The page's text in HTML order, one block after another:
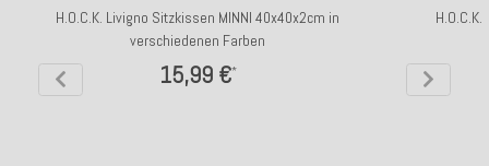
H.O.C.K. Livigno Sitzkissen MINNI 40x40x2cm in
verschiedenen Farben
15,99 €*